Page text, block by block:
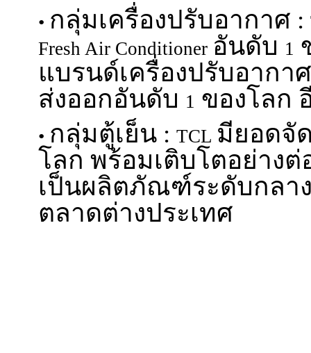
• กลุ่มเครื่องปรับอากาศ :
Fresh Air Conditioner อันดับ 1
แบรนด์เครื่องปรับอากา
ส่งออกอันดับ 1 ของโลก
• กลุ่มตู้เย็น : TCL มียอดจั
โลก พร้อมเติบโตอย่าง
เป็นผลิตภัณฑ์ระดับกลา
ตลาดต่างประเทศ